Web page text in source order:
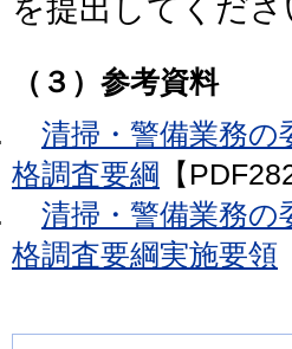
を提出してくださ
（３）参考資料
清掃・警備業務の
格調査要綱
【
清掃・警備業務の
格調査要綱実施要領